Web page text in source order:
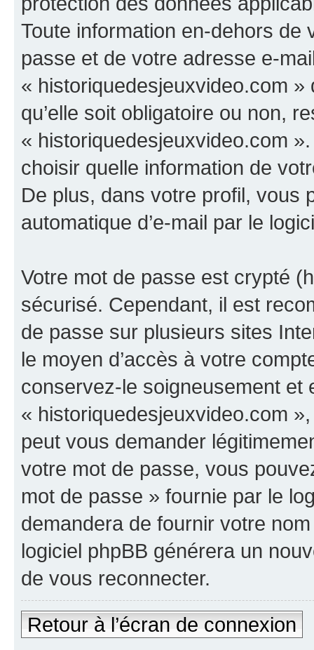
Toute information en-dehors de
passe et de votre adresse e-
« historiquedesjeuxvideo.com »
qu’elle soit obligatoire ou non,
« historiquedesjeuxvideo.com
choisir quelle information de
De plus, dans votre profil, vous
automatique d’e-mail par le
Votre mot de passe est crypté
sécurisé. Cependant, il est
de passe sur plusieurs sites
le moyen d’accès à votre
conservez-le soigneusement et
« historiquedesjeuxvideo.com
peut vous demander
votre mot de passe, vous
mot de passe » fournie par le
demandera de fournir votre
logiciel phpBB générera un
de vous reconnecter.
Retour à l’écran de connexion